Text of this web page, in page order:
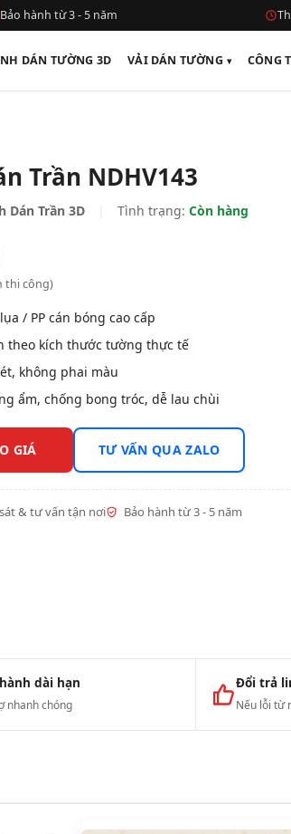
Bảo hành từ 3 - 5 năm
DÁN TƯỜNG 3D VẢI DÁN TƯỜNG CÔNG
Trần NDHV143
Dán Trần 3D Tình trạng: Còn hàng
thi công)
/ PP cán bóng cao cấp
theo kích thước tường thực tế
không phai màu
ẩm, chống bong tróc, dễ lau chùi
GIÁ TƯ VẤN QUA ZALO
& tư vấn tận nơi Bảo hành từ 3 - 5 năm
dài hạn
nhanh chóng
Đổi trả
Nếu lỗi từ